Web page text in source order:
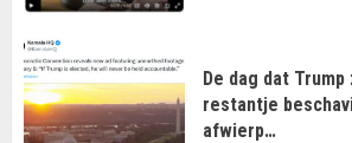
De dag dat
restantje
afwierp…